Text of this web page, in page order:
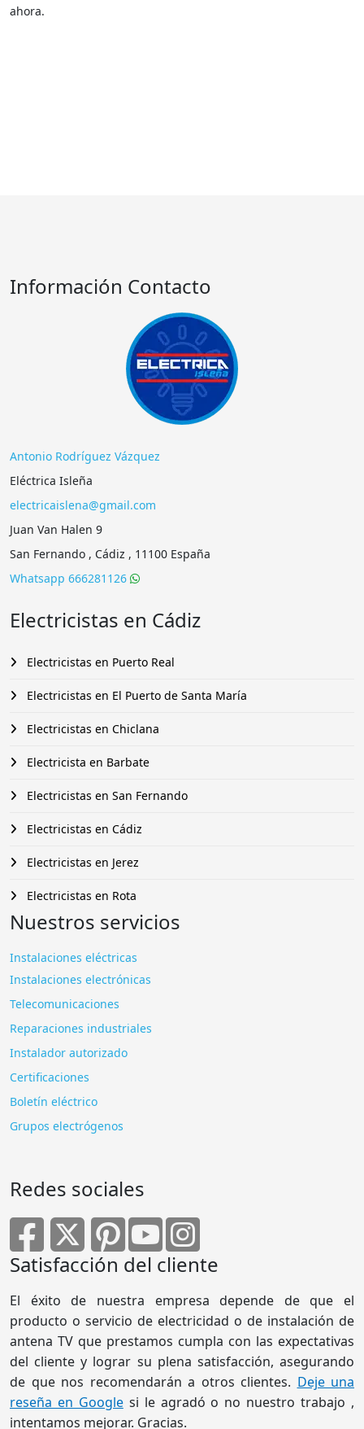
ahora.
Información Contacto
Antonio Rodríguez Vázquez
Eléctrica Isleña
electricaislena@gmail.com
Juan Van Halen 9
San Fernando , Cádiz , 11100 España
Whatsapp 666281126
Electricistas en Cádiz
Electricistas en Puerto Real
Electricistas en El Puerto de Santa María
Electricistas en Chiclana
Electricista en Barbate
Electricistas en San Fernando
Electricistas en Cádiz
Electricistas en Jerez
Electricistas en Rota
Nuestros servicios
Instalaciones eléctricas
Instalaciones electrónicas
Telecomunicaciones
Reparaciones industriales
Instalador autorizado
Certificaciones
Boletín eléctrico
Grupos electrógenos
Redes sociales
Satisfacción del cliente
El éxito de nuestra empresa depende de que el
producto o servicio de electricidad o de instalación de
antena TV que prestamos cumpla con las expectativas
del cliente y lograr su plena satisfacción, asegurando
de que nos recomendarán a otros clientes. Deje una
reseña en Googlesi le agradó o no nuestro trabajo ,
intentamos mejorar. Gracias.